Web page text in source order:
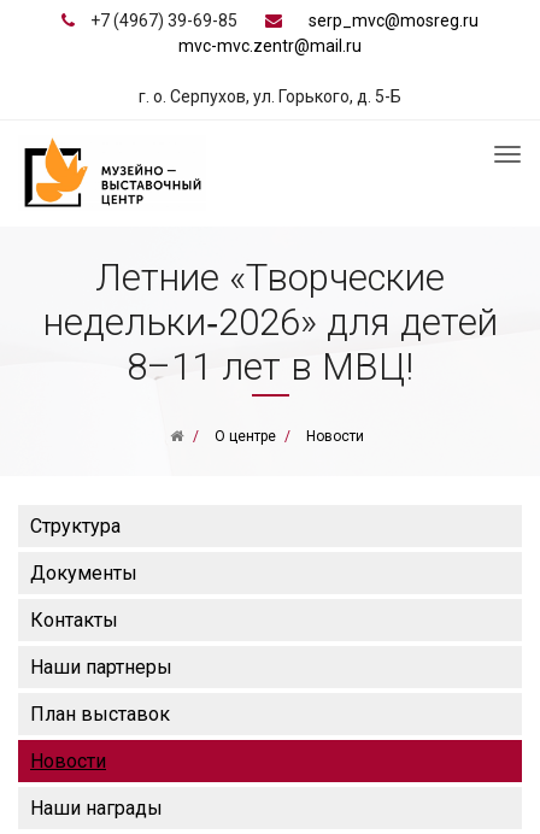
+7 (4967) 39-69-85
serp_mvc@mosreg.ru
mvc-mvc.zentr@mail.ru
г. о. Серпухов, ул. Горького, д. 5-Б
Летние «Творческие
недельки‑2026» для детей
8–11 лет в МВЦ!
О центре Новости
Структура
Документы
Контакты
Наши партнеры
План выставок
Новости
Наши награды